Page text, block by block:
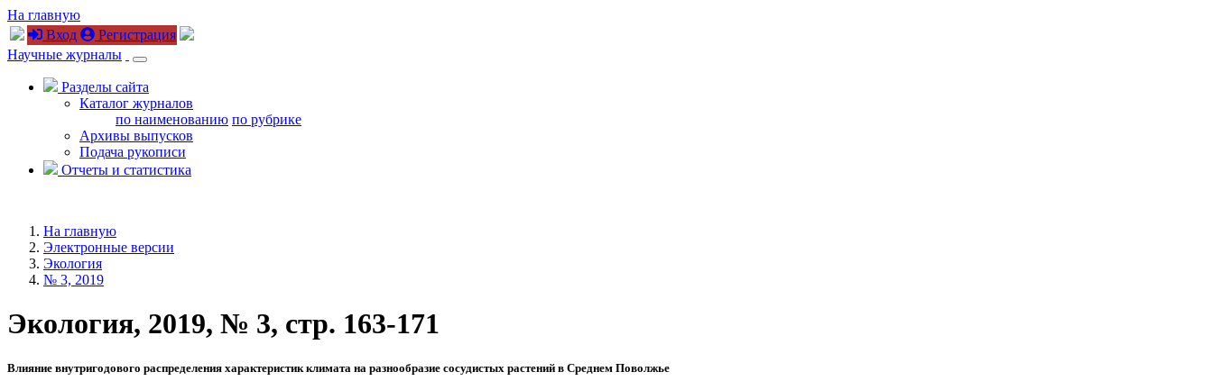
На главную
Вход
Регистрация
Научные журналы
Разделы сайта
Каталог журналов
по наименованию по рубрике
Архивы выпусков
Подача рукописи
Отчеты и статистика
На главную
Электронные версии
Экология
№ 3, 2019
Экология, 2019, № 3, стр. 163-171
Влияние внутригодового распределения характеристик климата на разнообразие сосудистых растений в Среднем Поволжье